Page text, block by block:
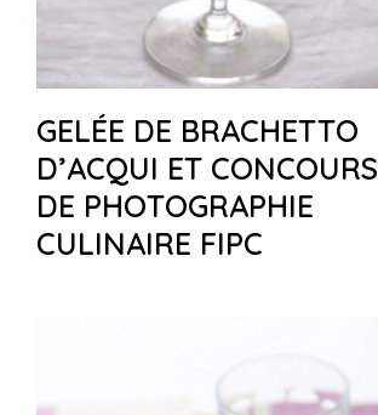
GELÉE DE BRACHETTO
D’ACQUI ET CONCOURS
DE PHOTOGRAPHIE
CULINAIRE FIPC